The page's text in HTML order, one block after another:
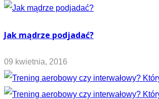
Jak mądrze podjadać?
09 kwietnia, 2016